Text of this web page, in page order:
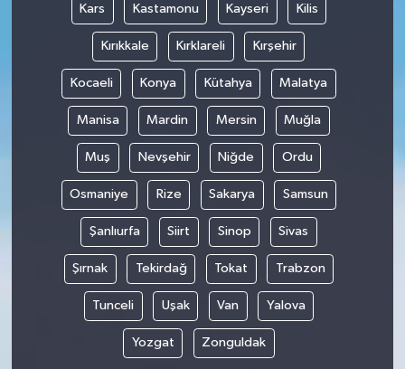
Kars Kastamonu Kayseri Kilis
Kırıkkale Kırklareli Kırşehir
Kocaeli Konya Kütahya Malatya
Manisa Mardin Mersin Muğla
Muş Nevşehir Niğde Ordu
Osmaniye Rize Sakarya Samsun
Şanlıurfa Siirt Sinop Sivas
Şırnak Tekirdağ Tokat Trabzon
Tunceli Uşak Van Yalova
Yozgat Zonguldak